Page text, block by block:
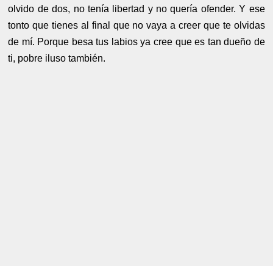
olvido de dos, no tenía libertad y no quería ofender. Y ese
tonto que tienes al final que no vaya a creer que te olvidas
de mí. Porque besa tus labios ya cree que es tan dueño de
ti, pobre iluso también.